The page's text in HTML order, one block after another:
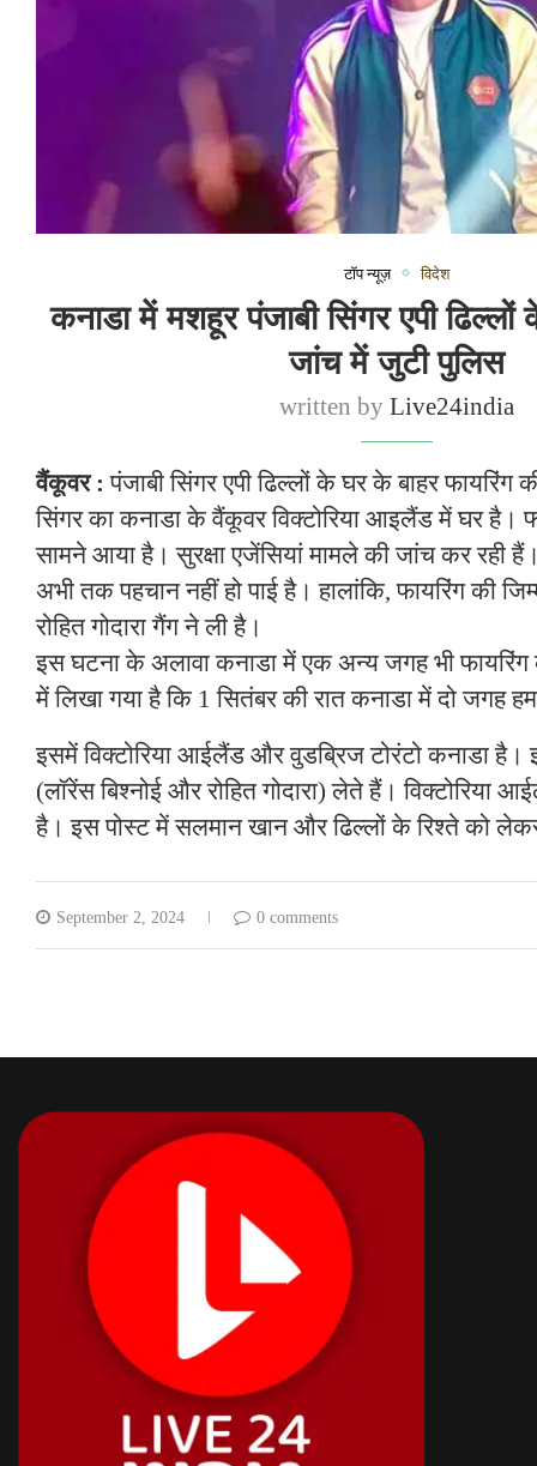
टॉप न्यूज़ विदेश
कनाडा में मशहूर पंजाबी सिंगर एपी
जांच में जुटी पुलिस
written byLive24india
वैंकूवर : पंजाबी सिंगर एपी ढिल्लों के घर के बाहर
सिंगर का कनाडा के वैंकूवर विक्टोरिया आइलैंड में घर है।
सामने आया है। सुरक्षा एजेंसियां मामले की जांच कर रही
अभी तक पहचान नहीं हो पाई है। हालांकि, फायरिंग की
रोहित गोदारा गैंग ने ली है।
इस घटना के अलावा कनाडा में एक अन्य जगह भी फायरिंग
में लिखा गया है कि 1 सितंबर की रात कनाडा में दो जगह
इसमें विक्टोरिया आईलैंड और वुडब्रिज टोरंटो कनाडा है।
(लॉरेंस बिश्नोई और रोहित गोदारा) लेते हैं। विक्टोरिया
है। इस पोस्ट में सलमान खान और ढिल्लों के रिश्ते को
September 2, 2024 0 comments